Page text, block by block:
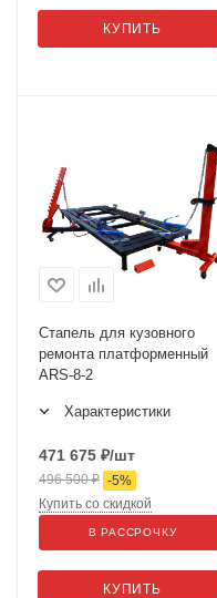
КУПИТЬ
Стапель для кузовного
ремонта платформенный
ARS-8-2
Характеристики
471 675 ₽/шт
496 500₽ -5%
КУПИТЬ
Купить со скидкой
В РАССРОЧКУ